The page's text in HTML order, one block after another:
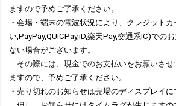
ますので予めご了承ください。
・会場・端末の電波状況により、クレジット
い,PayPay,QUICPay,iD,楽天Pay,交通系IC)での
ない場合がございます。
その際には、現金でのお支払いをお願いさせ
ますので、予めご了承ください。
・売り切れのお知らせは売場のディスプレイに